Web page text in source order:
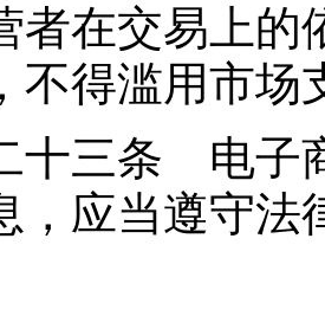
者在交易上的
不得滥用市场
三条 电子商
，应当遵守法